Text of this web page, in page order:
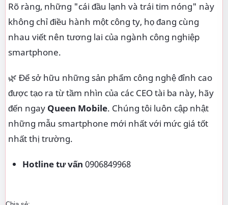
Rõ ràng, những "cái đầu lạnh và trái tim nóng" này
không chỉ điều hành một công ty, họ đang cùng
nhau viết nên tương lai của ngành công nghiệp
smartphone.
🌿 Để sở hữu những sản phẩm công nghệ đỉnh cao
được tạo ra từ tầm nhìn của các CEO tài ba này, hãy
đến ngay Queen Mobile. Chúng tôi luôn cập nhật
những mẫu smartphone mới nhất với mức giá tốt
nhất thị trường.
Hotline tư vấn 0906849968